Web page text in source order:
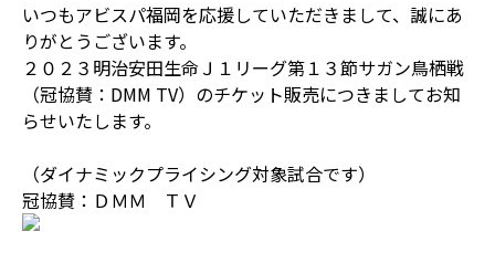
いつもアビスパ福岡を応援していただきまして、誠にあ
りがとうございます。
２０２３明治安田生命Ｊ１リーグ第１３節サガン鳥栖戦
（冠協賛：DMM TV）のチケット販売につきましてお知
らせいたします。
（ダイナミックプライシング対象試合です）
冠協賛：ＤＭＭ ＴＶ